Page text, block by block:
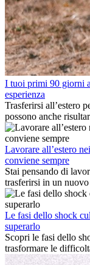
I tuoi primi 90 giorni
esperienza
Trasferirsi all’estero
possono anche
ambiente lavorativo,
cultura locale e
processo. Questa
meglio i primi mesi
professionale che la
Lavorare all’estero
conviene sempre
Stai pensando di
trasferirsi in un nuovo
entusiasmante e, a
davvero la differenza.
conviene sempre:
personale e offrire
la tua vita.
Le fasi dello shock
superarlo
Scopri le fasi dello
trasformare le
nuove opportunità.